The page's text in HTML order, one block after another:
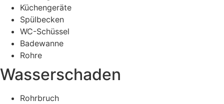
Küchengeräte
Spülbecken
WC-Schüssel
Badewanne
Rohre
Wasserschaden
Rohrbruch